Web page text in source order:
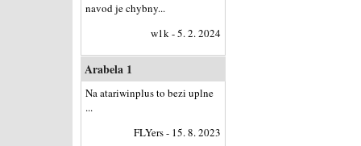
navod je chybny...
w1k - 5. 2. 2024
Arabela 1
Na atariwinplus to bezi uplne
...
FLYers - 15. 8. 2023